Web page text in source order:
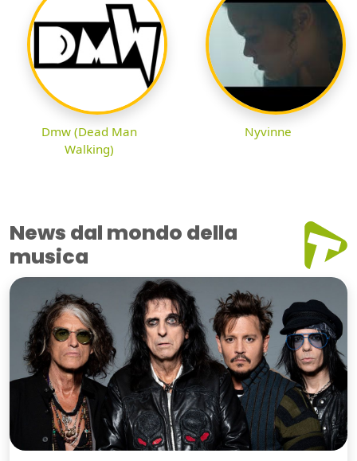
Dmw (Dead Man
Walking)
Nyvinne
News dal mondo della
musica